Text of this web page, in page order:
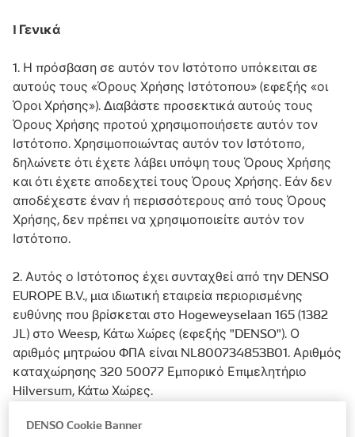
I Γενικά
1. Η πρόσβαση σε αυτόν τον Ιστότοπο υπόκειται σε
αυτούς τους «Όρους Χρήσης Ιστότοπου» (εφεξής «οι
Όροι Χρήσης»). Διαβάστε προσεκτικά αυτούς τους
Όρους Χρήσης προτού χρησιμοποιήσετε αυτόν τον
Ιστότοπο. Χρησιμοποιώντας αυτόν τον Ιστότοπο,
δηλώνετε ότι έχετε λάβει υπόψη τους Όρους Χρήσης
και ότι έχετε αποδεχτεί τους Όρους Χρήσης. Εάν δεν
αποδέχεστε έναν ή περισσότερους από τους Όρους
Χρήσης, δεν πρέπει να χρησιμοποιείτε αυτόν τον
Ιστότοπο.
2. Αυτός ο Ιστότοπος έχει συνταχθεί από την DENSO
EUROPE B.V., μια ιδιωτική εταιρεία περιορισμένης
ευθύνης που βρίσκεται στο Hogeweyselaan 165 (1382
JL) στο Weesp, Κάτω Χώρες (εφεξής "DENSO"). Ο
αριθμός μητρώου ΦΠΑ είναι NL800734853B01. Αριθμός
καταχώρησης 320 50077 Εμπορικό Επιμελητήριο
Hilversum, Κάτω Χώρες.
3. Τα «περιεχόμενα» αυτού του Ιστότοπου
DENSO Cookie Banner